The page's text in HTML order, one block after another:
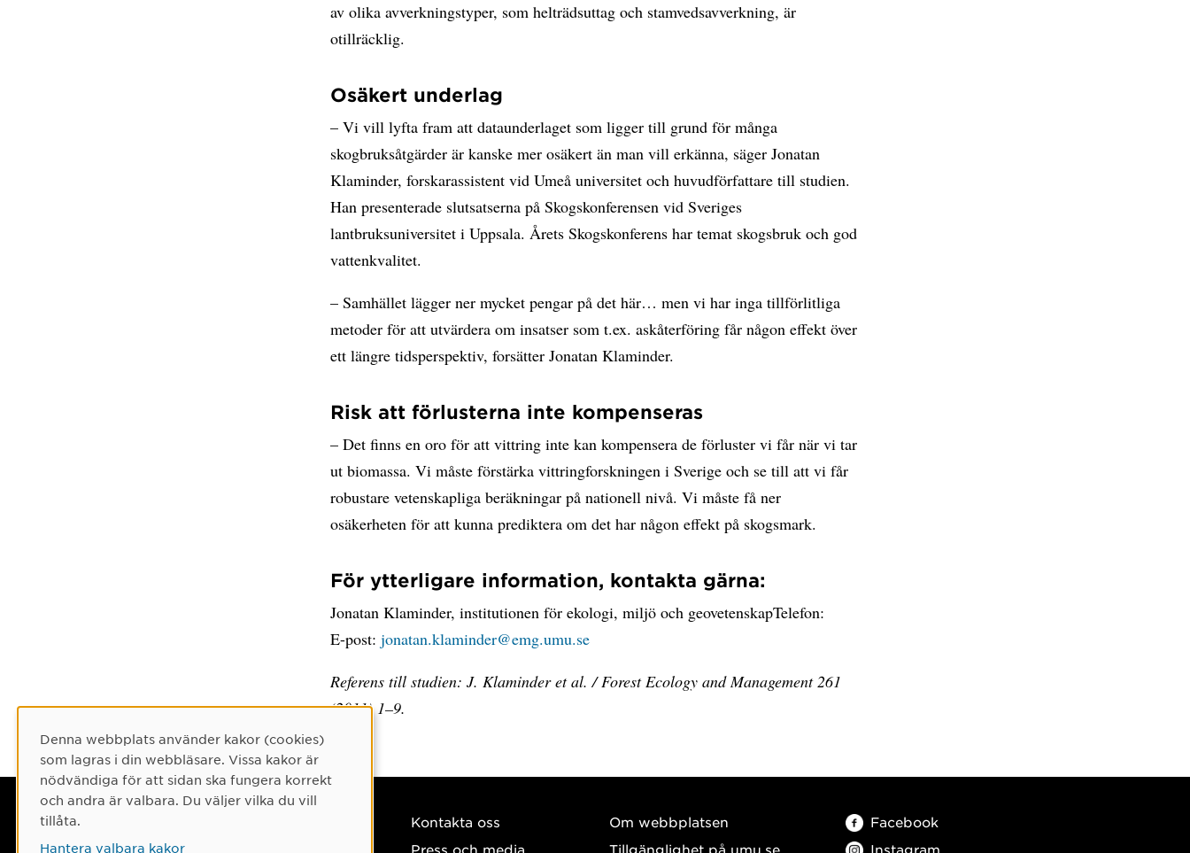
av olika avverkningstyper, som helträdsuttag och stamvedsavverkning, är
otillräcklig.
Osäkert underlag
– Vi vill lyfta fram att dataunderlaget som ligger till grund för många
skogbruksåtgärder är kanske mer osäkert än man vill erkänna, säger Jonatan
Klaminder, forskarassistent vid Umeå universitet och huvudförfattare till studien.
Han presenterade slutsatserna på Skogskonferensen vid Sveriges
lantbruksuniversitet i Uppsala. Årets Skogskonferens har temat skogsbruk och god
vattenkvalitet.
– Samhället lägger ner mycket pengar på det här… men vi har inga tillförlitliga
metoder för att utvärdera om insatser som t.ex. askåterföring får någon effekt över
ett längre tidsperspektiv, forsätter Jonatan Klaminder.
Risk att förlusterna inte kompenseras
– Det finns en oro för att vittring inte kan kompensera de förluster vi får när vi tar
ut biomassa. Vi måste förstärka vittringforskningen i Sverige och se till att vi får
robustare vetenskapliga beräkningar på nationell nivå. Vi måste få ner
osäkerheten för att kunna prediktera om det har någon effekt på skogsmark.
För ytterligare information, kontakta gärna:
Jonatan Klaminder, institutionen för ekologi, miljö och geovetenskapTelefon:
E-post:jonatan.klaminder@emg.umu.se
Referens till studien: J. Klaminder et al. / Forest Ecology and Management 261
(2011) 1–9.
Kontakta oss
Press och media
Om webbplatsen
Tillgänglighet på umu.se
Facebook
Instagram
Cookie-samtycke
Denna webbplats använder kakor (cookies)
som lagras i din webbläsare. Vissa kakor är
nödvändiga för att sidan ska fungera korrekt
och andra är valbara. Du väljer vilka du vill
tillåta.
Hantera valbara kakor